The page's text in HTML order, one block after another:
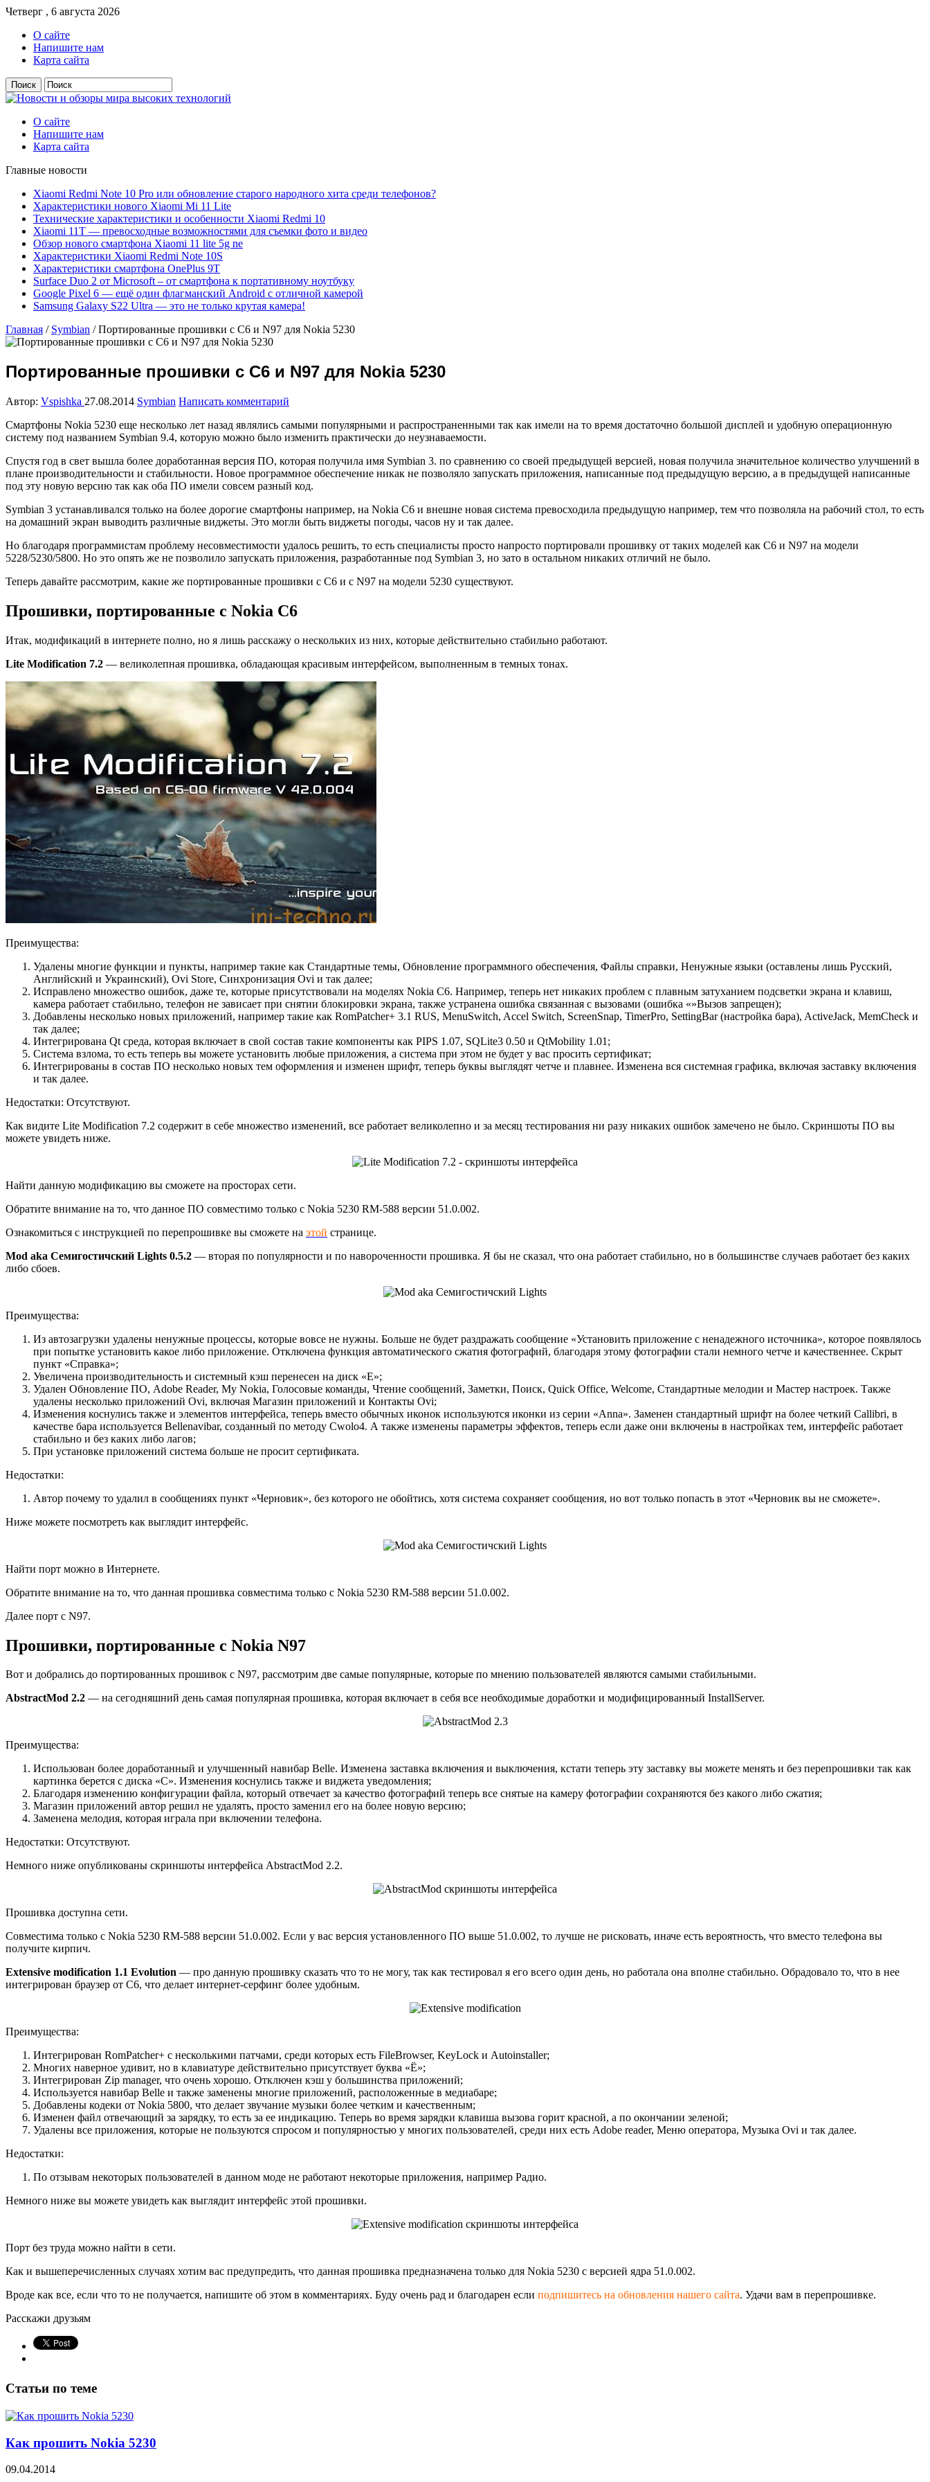
Четверг , 6 августа 2026
О сайте
Напишите нам
Карта сайта
О сайте
Напишите нам
Карта сайта
Главные новости
Xiaomi Redmi Note 10 Pro или обновление старого народного хита среди телефонов?
Характеристики нового Xiaomi Mi 11 Lite
Технические характеристики и особенности Xiaomi Redmi 10
Xiaomi 11T — превосходные возможностями для съемки фото и видео
Обзор нового смартфона Xiaomi 11 lite 5g ne
Характеристики Xiaomi Redmi Note 10S
Характеристики смартфона OnePlus 9T
Surface Duo 2 от Microsoft – от смартфона к портативному ноутбуку
Google Pixel 6 — ещё один флагманский Android с отличной камерой
Samsung Galaxy S22 Ultra — это не только крутая камера!
Главная / Symbian /Портированные прошивки с C6 и N97 для Nokia 5230
Портированные прошивки с C6 и N97 для Nokia 5230
Автор: Vspishka 27.08.2014 Symbian Написать комментарий
Смартфоны Nokia 5230 еще несколько лет назад являлись самыми популярными и распространенными так как имели на то время достаточно большой дисплей и удобную операционную
систему под названием Symbian 9.4, которую можно было изменить практически до неузнаваемости.
Спустя год в свет вышла более доработанная версия ПО, которая получила имя Symbian 3. по сравнению со своей предыдущей версией, новая получила значительное количество улучшений в
плане производительности и стабильности. Новое программное обеспечение никак не позволяло запускать приложения, написанные под предыдущую версию, а в предыдущей написанные
под эту новую версию так как оба ПО имели совсем разный код.
Symbian 3 устанавливался только на более дорогие смартфоны например, на Nokia C6 и внешне новая система превосходила предыдущую например, тем что позволяла на рабочий стол, то есть
на домашний экран выводить различные виджеты. Это могли быть виджеты погоды, часов ну и так далее.
Но благодаря программистам проблему несовместимости удалось решить, то есть специалисты просто напросто портировали прошивку от таких моделей как C6 и N97 на модели
5228/5230/5800. Но это опять же не позволило запускать приложения, разработанные под Symbian 3, но зато в остальном никаких отличий не было.
Теперь давайте рассмотрим, какие же портированные прошивки с C6 и с N97 на модели 5230 существуют.
Прошивки, портированные с Nokia C6
Итак, модификаций в интернете полно, но я лишь расскажу о нескольких из них, которые действительно стабильно работают.
Lite Modification 7.2 — великолепная прошивка, обладающая красивым интерфейсом, выполненным в темных тонах.
Преимущества:
Удалены многие функции и пункты, например такие как Стандартные темы, Обновление программного обеспечения, Файлы справки, Ненужные языки (оставлены лишь Русский,
Английский и Украинский), Ovi Store, Синхронизация Ovi и так далее;
Исправлено множество ошибок, даже те, которые присутствовали на моделях Nokia C6. Например, теперь нет никаких проблем с плавным затуханием подсветки экрана и клавиш,
камера работает стабильно, телефон не зависает при снятии блокировки экрана, также устранена ошибка связанная с вызовами (ошибка «»Вызов запрещен);
Добавлены несколько новых приложений, например такие как RomPatcher+ 3.1 RUS, MenuSwitch, Accel Switch, ScreenSnap, TimerPro, SettingBar (настройка бара), ActiveJack, MemCheck и
так далее;
Интегрирована Qt среда, которая включает в свой состав такие компоненты как PIPS 1.07, SQLite3 0.50 и QtMobility 1.01;
Система взлома, то есть теперь вы можете установить любые приложения, а система при этом не будет у вас просить сертификат;
Интегрированы в состав ПО несколько новых тем оформления и изменен шрифт, теперь буквы выглядят четче и плавнее. Изменена вся системная графика, включая заставку включения
и так далее.
Недостатки: Отсутствуют.
Как видите Lite Modification 7.2 содержит в себе множество изменений, все работает великолепно и за месяц тестирования ни разу никаких ошибок замечено не было. Скриншоты ПО вы
можете увидеть ниже.
Найти данную модификацию вы сможете на просторах сети.
Обратите внимание на то, что данное ПО совместимо только с Nokia 5230 RM-588 версии 51.0.002.
Ознакомиться с инструкцией по перепрошивке вы сможете на этой странице.
Mod aka Семигостичский Lights 0.5.2 — вторая по популярности и по навороченности прошивка. Я бы не сказал, что она работает стабильно, но в большинстве случаев работает без каких
либо сбоев.
Преимущества:
Из автозагрузки удалены ненужные процессы, которые вовсе не нужны. Больше не будет раздражать сообщение «Установить приложение с ненадежного источника», которое появлялось
при попытке установить какое либо приложение. Отключена функция автоматического сжатия фотографий, благодаря этому фотографии стали немного четче и качественнее. Скрыт
пункт «Справка»;
Увеличена производительность и системный кэш перенесен на диск «E»;
Удален Обновление ПО, Adobe Reader, My Nokia, Голосовые команды, Чтение сообщений, Заметки, Поиск, Quick Office, Welcome, Стандартные мелодии и Мастер настроек. Также
удалены несколько приложений Ovi, включая Магазин приложений и Контакты Ovi;
Изменения коснулись также и элементов интерфейса, теперь вместо обычных иконок используются иконки из серии «Anna». Заменен стандартный шрифт на более четкий Callibri, в
качестве бара используется Bellenavibar, созданный по методу Cwolo4. А также изменены параметры эффектов, теперь если даже они включены в настройках тем, интерфейс работает
стабильно и без каких либо лагов;
При установке приложений система больше не просит сертификата.
Недостатки:
Автор почему то удалил в сообщениях пункт «Черновик», без которого не обойтись, хотя система сохраняет сообщения, но вот только попасть в этот «Черновик вы не сможете».
Ниже можете посмотреть как выглядит интерфейс.
Найти порт можно в Интернете.
Обратите внимание на то, что данная прошивка совместима только с Nokia 5230 RM-588 версии 51.0.002.
Далее порт с N97.
Прошивки, портированные с Nokia N97
Вот и добрались до портированных прошивок с N97, рассмотрим две самые популярные, которые по мнению пользователей являются самыми стабильными.
AbstractMod 2.2 — на сегодняшний день самая популярная прошивка, которая включает в себя все необходимые доработки и модифицированный InstallServer.
Преимущества:
Использован более доработанный и улучшенный навибар Belle. Изменена заставка включения и выключения, кстати теперь эту заставку вы можете менять и без перепрошивки так как
картинка берется с диска «C». Изменения коснулись также и виджета уведомления;
Благодаря изменению конфигурации файла, который отвечает за качество фотографий теперь все снятые на камеру фотографии сохраняются без какого либо сжатия;
Магазин приложений автор решил не удалять, просто заменил его на более новую версию;
Заменена мелодия, которая играла при включении телефона.
Недостатки: Отсутствуют.
Немного ниже опубликованы скриншоты интерфейса AbstractMod 2.2.
Прошивка доступна сети.
Совместима только с Nokia 5230 RM-588 версии 51.0.002. Если у вас версия установленного ПО выше 51.0.002, то лучше не рисковать, иначе есть вероятность, что вместо телефона вы
получите кирпич.
Extensive modification 1.1 Evolution — про данную прошивку сказать что то не могу, так как тестировал я его всего один день, но работала она вполне стабильно. Обрадовало то, что в нее
интегрирован браузер от C6, что делает интернет-серфинг более удобным.
Преимущества:
Интегрирован RomPatcher+ с несколькими патчами, среди которых есть FileBrowser, KeyLock и Autoinstaller;
Многих наверное удивит, но в клавиатуре действительно присутствует буква «Ё»;
Интегрирован Zip manager, что очень хорошо. Отключен кэш у большинства приложений;
Используется навибар Belle и также заменены многие приложений, расположенные в медиабаре;
Добавлены кодеки от Nokia 5800, что делает звучание музыки более четким и качественным;
Изменен файл отвечающий за зарядку, то есть за ее индикацию. Теперь во время зарядки клавиша вызова горит красной, а по окончании зеленой;
Удалены все приложения, которые не пользуются спросом и популярностью у многих пользователей, среди них есть Adobe reader, Меню оператора, Музыка Ovi и так далее.
Недостатки:
По отзывам некоторых пользователей в данном моде не работают некоторые приложения, например Радио.
Немного ниже вы можете увидеть как выглядит интерфейс этой прошивки.
Порт без труда можно найти в сети.
Как и вышеперечисленных случаях хотим вас предупредить, что данная прошивка предназначена только для Nokia 5230 с версией ядра 51.0.002.
Вроде как все, если что то не получается, напишите об этом в комментариях. Буду очень рад и благодарен если подпишитесь на обновления нашего сайта. Удачи вам в перепрошивке.
Расскажи друзьям
Статьи по теме
Как прошить Nokia 5230
09.04.2014